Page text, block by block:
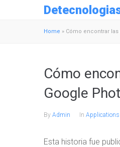
Home » Cómo encontrar
Cómo
Google
By Admin In Applications
Esta historia fue